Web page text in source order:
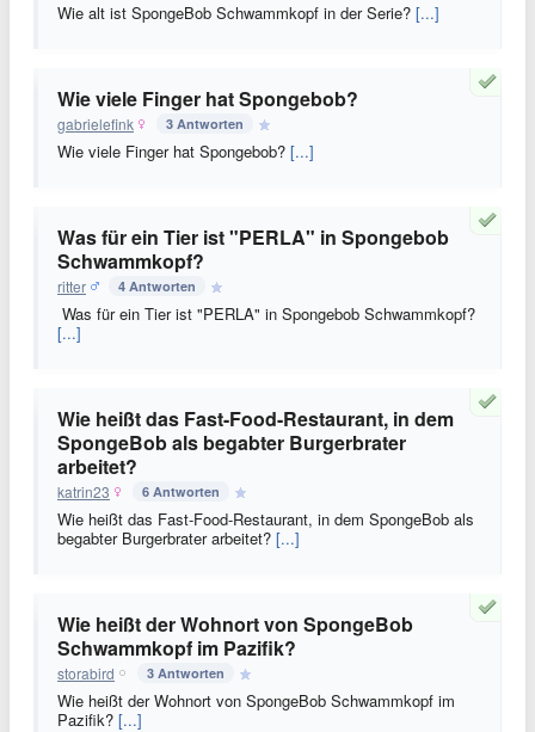
Wie alt ist SpongeBob Schwammkopf in der Serie? [...]
Wie viele Finger hat Spongebob?
gabrielefink 3 Antworten
Wie viele Finger hat Spongebob? [...]
Was für ein Tier ist "PERLA" in Spongebob
Schwammkopf?
ritter 4 Antworten
Was für ein Tier ist "PERLA" in Spongebob Schwammkopf?
[...]
Wie heißt das Fast-Food-Restaurant, in dem
SpongeBob als begabter Burgerbrater
arbeitet?
katrin23 6 Antworten
Wie heißt das Fast-Food-Restaurant, in dem SpongeBob als
begabter Burgerbrater arbeitet? [...]
Wie heißt der Wohnort von SpongeBob
Schwammkopf im Pazifik?
storabird 3 Antworten
Wie heißt der Wohnort von SpongeBob Schwammkopf im
Pazifik? [...]